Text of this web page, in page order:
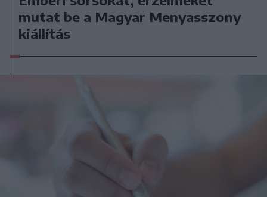
mutat be a Magyar Menyasszony
kiállítás